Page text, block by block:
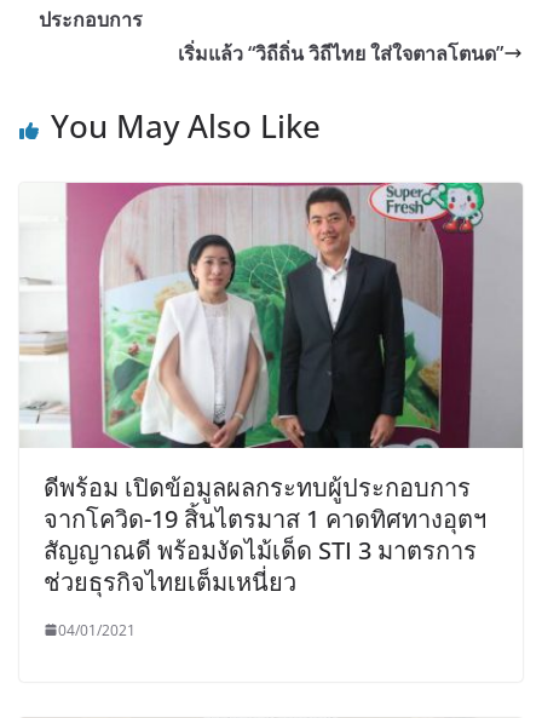
ประกอบการ
เริ่มแล้ว “วิถีถิ่น วิถีไทย ใส่ใจตาลโตนด”
You May Also Like
ดีพร้อม เปิดข้อมูลผลกระทบผู้ประกอบการ
จากโควิด-19 สิ้นไตรมาส 1 คาดทิศทางอุตฯ
สัญญาณดี พร้อมงัดไม้เด็ด STI 3 มาตรการ
ช่วยธุรกิจไทยเต็มเหนี่ยว
04/01/2021